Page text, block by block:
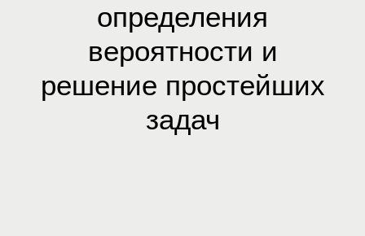
определения
вероятности и
решение простейших
задач